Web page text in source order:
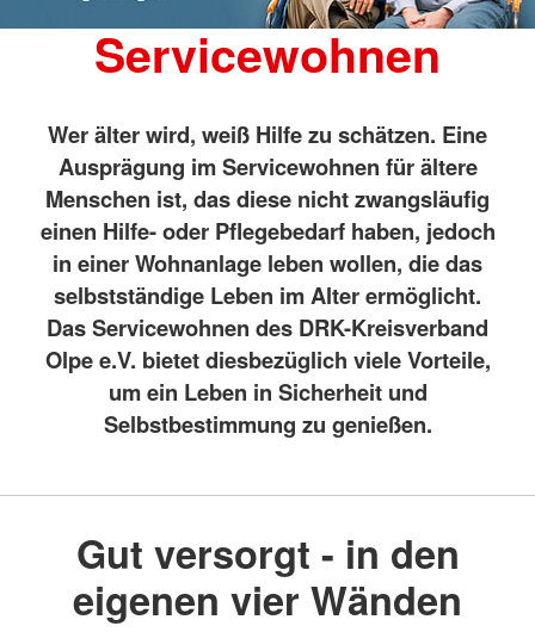
Servicewohnen
Wer älter wird, weiß Hilfe zu schätzen. Eine
Ausprägung im Servicewohnen für ältere
Menschen ist, das diese nicht zwangsläufig
einen Hilfe- oder Pflegebedarf haben, jedoch
in einer Wohnanlage leben wollen, die das
selbstständige Leben im Alter ermöglicht.
Das Servicewohnen des DRK-Kreisverband
Olpe e.V. bietet diesbezüglich viele Vorteile,
um ein Leben in Sicherheit und
Selbstbestimmung zu genießen.
Gut versorgt - in den
eigenen vier Wänden